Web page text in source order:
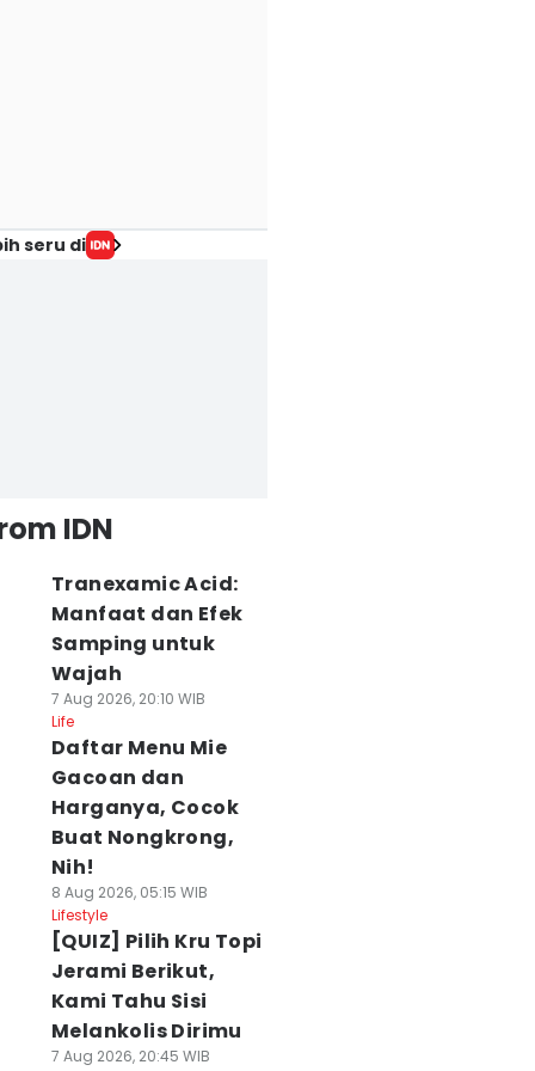
seru di
IDN
Tranexamic Acid:
Manfaat dan Efek
Samping untuk
Wajah
7 Aug 2026, 20:10 WIB
Life
Daftar Menu Mie
Gacoan dan
Harganya, Cocok
Buat Nongkrong,
Nih!
8 Aug 2026, 05:15 WIB
Lifestyle
[QUIZ] Pilih Kru Topi
Jerami Berikut,
Kami Tahu Sisi
Melankolis Dirimu
7 Aug 2026, 20:45 WIB